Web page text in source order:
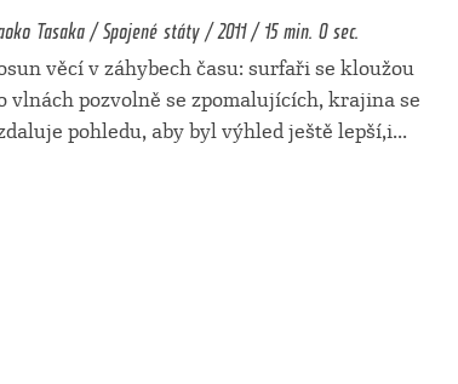
Tasaka / Spojené státy / 2011 / 15 min. 0 sec.
věcí v záhybech času: surfaři se kloužou
vlnách pozvolně se zpomalujících, krajina se
pohledu, aby byl výhled ještě lepší,i...